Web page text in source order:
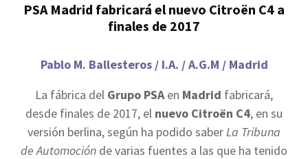
PSA Madrid fabricará el nuevo Citroën C4 a
finales de 2017
Pablo M. Ballesteros / I.A. / A.G.M / Madrid
La fábrica del Grupo PSAen Madrid fabricará,
desde finales de 2017, el nuevo Citroën C4, en su
versión berlina, según ha podido saberLa Tribuna
de Automoción de varias fuentes a las que ha tenido